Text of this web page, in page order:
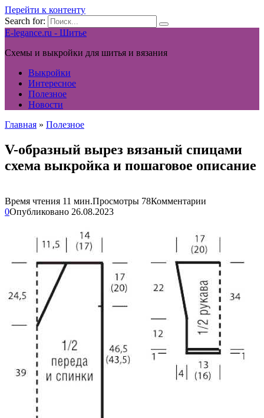
Перейти к контенту
Search for:
E-legance.ru - Шитье
Схемы и выкройки для шитья и вязания
Выкройки
Интересное
Полезное
Новости
Главная » Полезное
V-образный вырез вязаный спицами
схема выкройка и пошаговое описание
Время чтения 11 мин.Просмотры 78Комментарии
0Опубликовано 26.08.2023